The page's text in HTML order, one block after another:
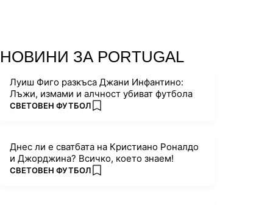
НОВИНИ ЗА PORTUGAL
Луиш Фиго разкъса Джани Инфантино:
Лъжи, измами и алчност убиват футбола
ПОВЕЧЕ ОТ
СВЕТОВЕН ФУТБОЛ add favorites
Днес ли е сватбата на Кристиано Роналдо
и Джорджина? Всичко, което знаем!
ПОВЕЧЕ ОТ
СВЕТОВЕН ФУТБОЛ add favorites